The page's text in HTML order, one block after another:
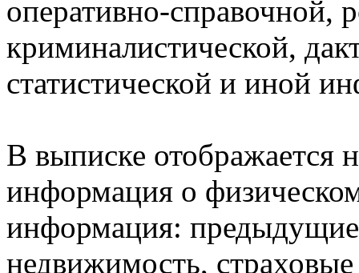
оперативно-справочной,
криминалистической,
статистической и иной
В выписке отображается
информация о
информация:
недвижимость,